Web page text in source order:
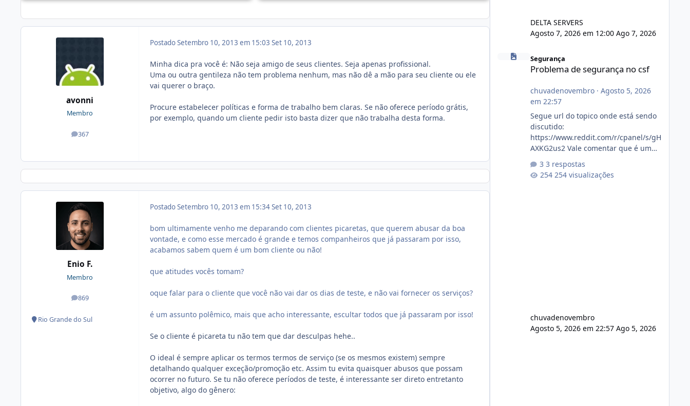
avonni
Membro
367
posts
PostadoSetembro 10, 2013 em 15:03 Set 10, 2013
Minha dica pra você é: Não seja amigo de seus clientes. Seja apenas profissional.
Uma ou outra gentileza não tem problema nenhum, mas não dê a mão para seu cliente ou ele
vai querer o braço.
Procure estabelecer políticas e forma de trabalho bem claras. Se não oferece período grátis,
por exemplo, quando um cliente pedir isto basta dizer que não trabalha desta forma.
Enio F.
Membro
869
posts
Rio Grande do Sul
PostadoSetembro 10, 2013 em 15:34Set 10, 2013
bom ultimamente venho me deparando com clientes picaretas, que querem abusar da boa
vontade, e como esse mercado é grande e temos companheiros que já passaram por isso,
acabamos sabem quem é um bom cliente ou não!
que atitudes vocês tomam?
oque falar para o cliente que você não vai dar os dias de teste, e não vai fornecer os serviços?
é um assunto polêmico, mais que acho interessante, escultar todos que já passaram por isso!
Se o cliente é picareta tu não tem que dar desculpas hehe..
O ideal é sempre aplicar os termos termos de serviço (se os mesmos existem) sempre
detalhando qualquer exceção/promoção etc. Assim tu evita quaisquer abusos que possam
ocorrer no futuro. Se tu não oferece períodos de teste, é interessante ser direto entretanto
objetivo, algo do gênero:
DELTA SERVERS
Agosto 7, 2026 em 12:00 Ago 7, 2026
Problema de segurança no csf
Segurança
Problema de segurança no csf
chuvadenovembro· Agosto 5, 2026
em 22:57
Segue url do topico onde está sendo
discutido:
https://www.reddit.com/r/cpanel/s/gH
AXKG2us2 Vale comentar que é um
pegada no da.
3 respostas
254 visualizações
chuvadenovembro
Agosto 5, 2026 em 22:57 Ago 5, 2026